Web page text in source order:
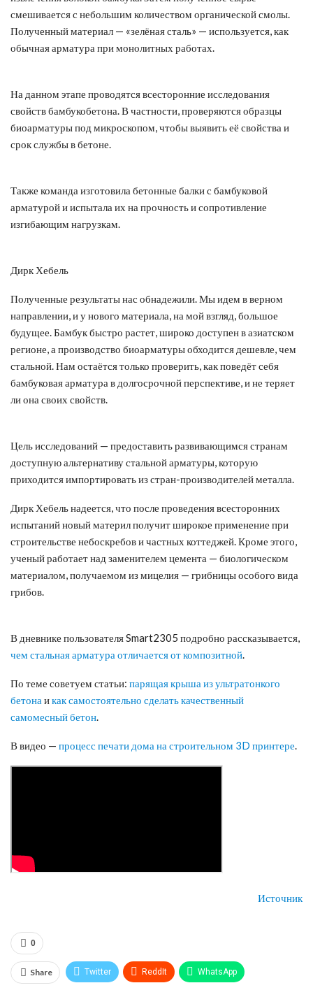
смешивается с небольшим количеством органической смолы.
Полученный материал — «зелёная сталь» — используется, как
обычная арматура при монолитных работах.
На данном этапе проводятся всесторонние исследования
свойств бамбукобетона. В частности, проверяются образцы
биоарматуры под микроскопом, чтобы выявить её свойства и
срок службы в бетоне.
Также команда изготовила бетонные балки с бамбуковой
арматурой и испытала их на прочность и сопротивление
изгибающим нагрузкам.
Дирк Хебель
Полученные результаты нас обнадежили. Мы идем в верном
направлении, и у нового материала, на мой взгляд, большое
будущее. Бамбук быстро растет, широко доступен в азиатском
регионе, а производство биоарматуры обходится дешевле, чем
стальной. Нам остаётся только проверить, как поведёт себя
бамбуковая арматура в долгосрочной перспективе, и не теряет
ли она своих свойств.
Цель исследований — предоставить развивающимся странам
доступную альтернативу стальной арматуры, которую
приходится импортировать из стран-производителей металла.
Дирк Хебель надеется, что после проведения всесторонних
испытаний новый материл получит широкое применение при
строительстве небоскребов и частных коттеджей. Кроме этого,
ученый работает над заменителем цемента — биологическом
материалом, получаемом из мицелия — грибницы особого вида
грибов.
В дневнике пользователя Smart2305 подробно рассказывается,
чем стальная арматура отличается от композитной.
По теме советуем статьи: парящая крыша из ультратонкого
бетона икак самостоятельно сделать качественный
самомесный бетон.
В видео — процесс печати дома на строительном 3D принтере.
Источник
0
Share Twitter ReddIt WhatsApp